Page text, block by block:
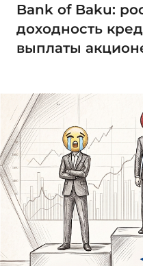
Bank of Baku:
доходность
выплаты